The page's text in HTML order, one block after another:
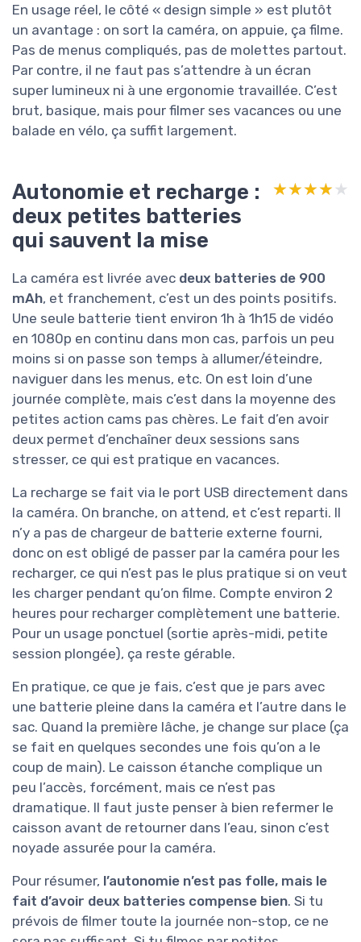
En usage réel, le côté « design simple » est plutôt
un avantage : on sort la caméra, on appuie, ça filme.
Pas de menus compliqués, pas de molettes partout.
Par contre, il ne faut pas s’attendre à un écran
super lumineux ni à une ergonomie travaillée. C’est
brut, basique, mais pour filmer ses vacances ou une
balade en vélo, ça suffit largement.
Autonomie et recharge :
deux petites batteries
qui sauvent la mise
★★★★★
★★★★★
La caméra est livrée avec deux batteries de 900
mAh, et franchement, c’est un des points positifs.
Une seule batterie tient environ 1h à 1h15 de vidéo
en 1080p en continu dans mon cas, parfois un peu
moins si on passe son temps à allumer/éteindre,
naviguer dans les menus, etc. On est loin d’une
journée complète, mais c’est dans la moyenne des
petites action cams pas chères. Le fait d’en avoir
deux permet d’enchaîner deux sessions sans
stresser, ce qui est pratique en vacances.
La recharge se fait via le port USB directement dans
la caméra. On branche, on attend, et c’est reparti. Il
n’y a pas de chargeur de batterie externe fourni,
donc on est obligé de passer par la caméra pour les
recharger, ce qui n’est pas le plus pratique si on veut
les charger pendant qu’on filme. Compte environ 2
heures pour recharger complètement une batterie.
Pour un usage ponctuel (sortie après-midi, petite
session plongée), ça reste gérable.
En pratique, ce que je fais, c’est que je pars avec
une batterie pleine dans la caméra et l’autre dans le
sac. Quand la première lâche, je change sur place (ça
se fait en quelques secondes une fois qu’on a le
coup de main). Le caisson étanche complique un
peu l’accès, forcément, mais ce n’est pas
dramatique. Il faut juste penser à bien refermer le
caisson avant de retourner dans l’eau, sinon c’est
noyade assurée pour la caméra.
Pour résumer, l’autonomie n’est pas folle, mais le
fait d’avoir deux batteries compense bien. Si tu
prévois de filmer toute la journée non-stop, ce ne